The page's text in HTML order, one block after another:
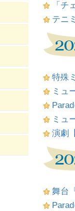
「チ
テニ
特殊
ミュ
ミュ
演劇
舞台